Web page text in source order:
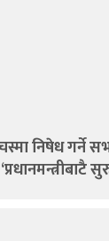
निषेध गर्ने